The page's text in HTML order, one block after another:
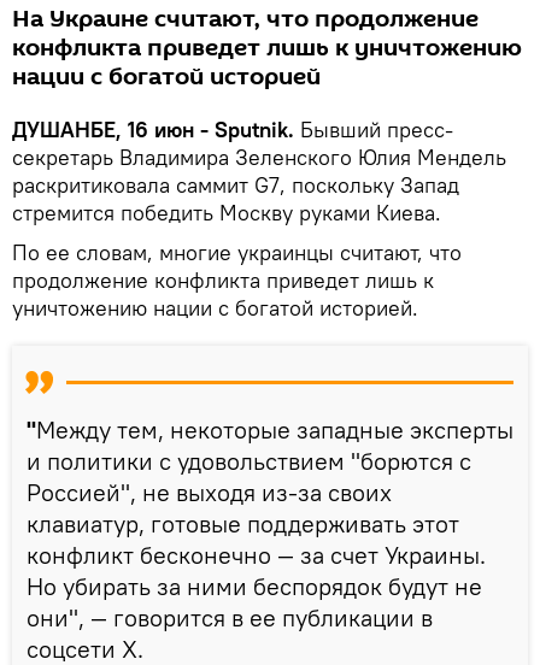
На Украине считают, что продолжение
конфликта приведет лишь к уничтожению
нации с богатой историей
ДУШАНБЕ, 16 июн - Sputnik. Бывший пресс-
секретарь Владимира Зеленского Юлия Мендель
раскритиковала саммит G7, поскольку Запад
стремится победить Москву руками Киева.
По ее словам, многие украинцы считают, что
продолжение конфликта приведет лишь к
уничтожению нации с богатой историей.
"Между тем, некоторые западные эксперты
и политики с удовольствием "борются с
Россией", не выходя из-за своих
клавиатур, готовые поддерживать этот
конфликт бесконечно — за счет Украины.
Но убирать за ними беспорядок будут не
они", — говорится в ее публикации в
соцсети X.